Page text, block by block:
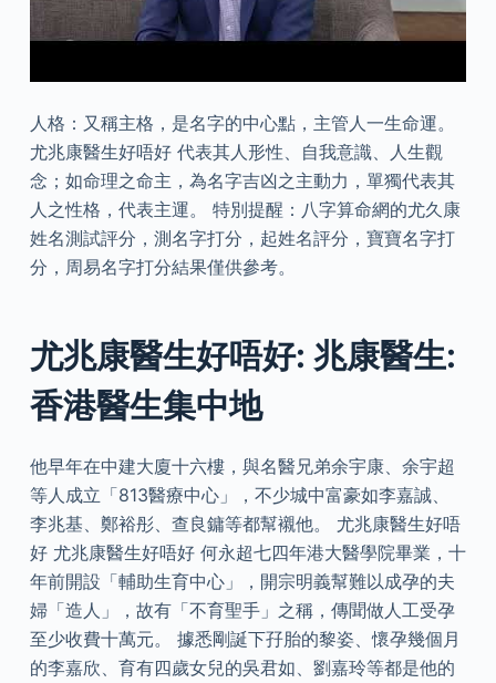
人格：又稱主格，是名字的中心點，主管人一生命運。
尤兆康醫生好唔好 代表其人形性、自我意識、人生觀
念；如命理之命主，為名字吉凶之主動力，單獨代表其
人之性格，代表主運。 特別提醒：八字算命網的尤久康
姓名測試評分，測名字打分，起姓名評分，寶寶名字打
分，周易名字打分結果僅供參考。
尤兆康醫生好唔好: 兆康醫生:
香港醫生集中地
他早年在中建大廈十六樓，與名醫兄弟余宇康、余宇超
等人成立「813醫療中心」，不少城中富豪如李嘉誠、
李兆基、鄭裕彤、查良鏞等都幫襯他。 尤兆康醫生好唔
好 尤兆康醫生好唔好 何永超七四年港大醫學院畢業，十
年前開設「輔助生育中心」，開宗明義幫難以成孕的夫
婦「造人」，故有「不育聖手」之稱，傳聞做人工受孕
至少收費十萬元。 據悉剛誕下孖胎的黎姿、懷孕幾個月
的李嘉欣、育有四歲女兒的吳君如、劉嘉玲等都是他的